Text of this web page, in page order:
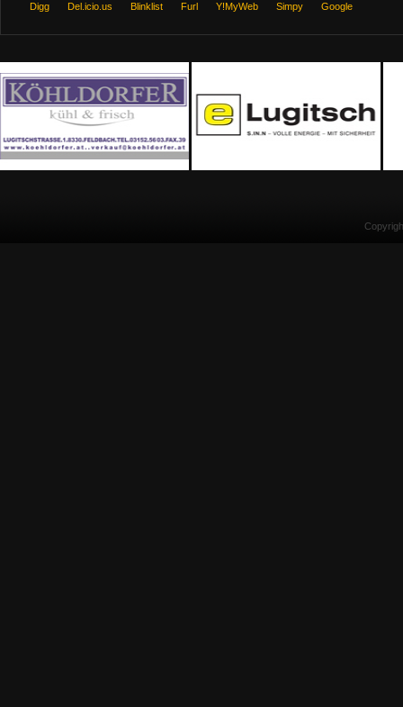
Digg Del.icio.us Blinklist Furl Y!MyWeb Simpy Google